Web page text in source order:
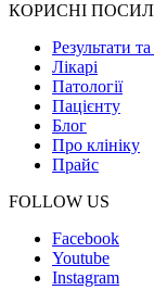
КОРИСНІ
Результати
Лікарі
Патології
Пацієнту
Блог
Про клініку
Прайс
FOLLOW US
Facebook
Youtube
Instagram